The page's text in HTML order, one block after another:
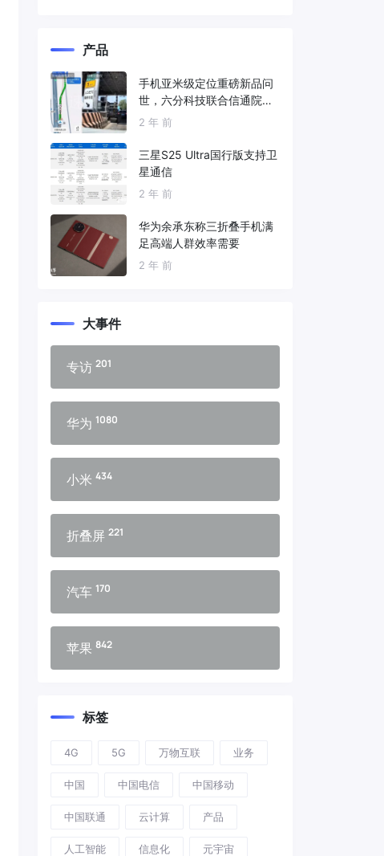
产品
手机亚米级定位重磅新品问
世，六分科技联合信通院发
布免费服务
2 年 前
三星S25 Ultra国行版支持卫
星通信
2 年 前
华为余承东称三折叠手机满
足高端人群效率需要
2 年 前
大事件
专访 201
华为 1080
小米 434
折叠屏 221
汽车 170
苹果 842
标签
4G 5G 万物互联 业务
中国 中国电信 中国移动
中国联通 云计算 产品
人工智能 信息化 元宇宙